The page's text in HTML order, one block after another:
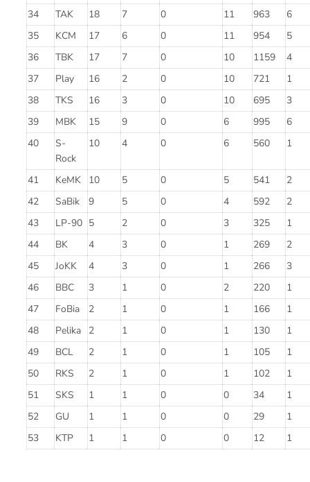
34
TAK 18 7 0 11 963
6
35
KCM 17 6 0 11 954
5
36
TBK 17 7 0 10 1159
4
37
Play 16 2 0 10 721
1
38
TKS 16 3 0 10 695
3
39
MBK 15 9 0 6 995
6
40
S-
Rock
10 4 0 6 560 1
41 KeMK 10 5 0 5 541
2
42
SaBik 9 5 0 4 592
2
43
LP-90 5 2 0 3 325
1
44
BK 4 3 0 1 269
2
45
JoKK 4 3 0 1 266
3
46
BBC 3 1 0 2 220
1
47
FoBia 2 1 0 1 166
1
48
Pelika 2 1 0 1 130
1
49
BCL 2 1 0 1 105
1
50
RKS 2 1 0 1 102
1
51
SKS 1 1 0 0 34
1
52
GU 1 1 0 0 29
1
53
KTP 1 1 0 0 12 1